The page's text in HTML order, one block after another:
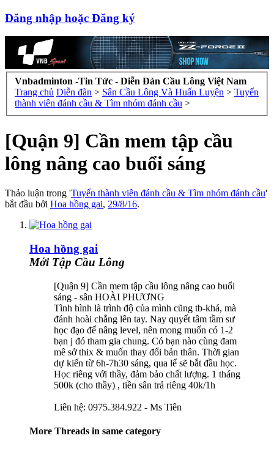
Đăng nhập hoặc Đăng ký
Vnbadminton -Tin Tức - Diễn Đàn Cầu Lông Việt Nam
Trang chủ Diễn đàn > Sân Cầu Lông Và Huấn Luyện > Tuyển
thành viên đánh cầu & Tìm nhóm đánh cầu >
[Quận 9] Cần mem tập cầu
lông nâng cao buổi sáng
Thảo luận trong 'Tuyển thành viên đánh cầu & Tìm nhóm đánh cầu'
bắt đầu bởi Hoa hồng gai, 29/8/16.
Hoa hồng gai
Mới Tập Cầu Lông
[Quận 9] Cần mem tập cầu lông nâng cao buổi
sáng - sân HOÀI PHƯƠNG
Tình hình là trình độ của mình cũng tb-khá, mà
đánh hoài chẳng lên tay. Nay quyết tâm tầm sư
học đạo để nâng level, nên mong muốn có 1-2
bạn j đó tham gia chung. Có bạn nào cùng đam
mê sở thix & muốn thay đổi bản thân. Thời gian
dự kiến từ 6h-7h30 sáng, qua lể sẽ bắt đầu học.
Học riêng với thầy, đảm bảo chất lượng. 1 tháng
500k (cho thầy) , tiền sân trả riêng 40k/1h
Liên hệ: 0975.384.922 - Ms Tiên
More Threads in same category